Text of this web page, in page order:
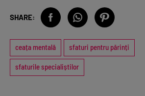
SHARE:
ceața mentală sfaturi pentru părinți
sfaturile specialiștilor